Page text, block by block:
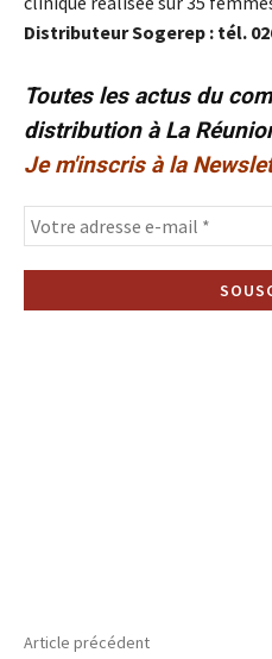
Distributeur Sogerep : tél.
Toutes les actus du
distribution à La
Je m'inscris à la
Article précédent